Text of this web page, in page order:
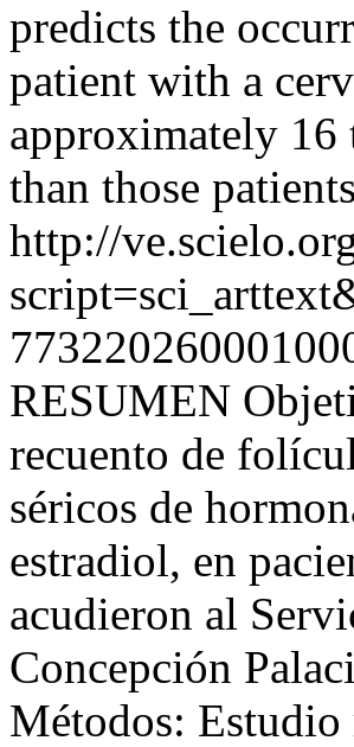
predicts the
patient with a
approximately
than those
http://
RESUMEN
recuento de
séricos de
estradiol, en
acudieron al
Concepción
Métodos: